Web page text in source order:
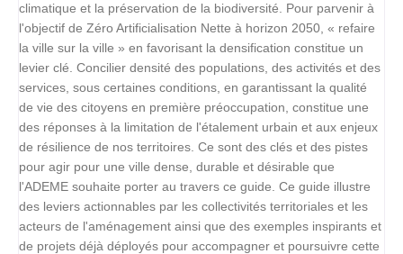
climatique et la préservation de la biodiversité. Pour parvenir à
l'objectif de Zéro Artificialisation Nette à horizon 2050, « refaire
la ville sur la ville » en favorisant la densification constitue un
levier clé. Concilier densité des populations, des activités et des
services, sous certaines conditions, en garantissant la qualité
de vie des citoyens en première préoccupation, constitue une
des réponses à la limitation de l'étalement urbain et aux enjeux
de résilience de nos territoires. Ce sont des clés et des pistes
pour agir pour une ville dense, durable et désirable que
l'ADEME souhaite porter au travers ce guide. Ce guide illustre
des leviers actionnables par les collectivités territoriales et les
acteurs de l'aménagement ainsi que des exemples inspirants et
de projets déjà déployés pour accompagner et poursuivre cette